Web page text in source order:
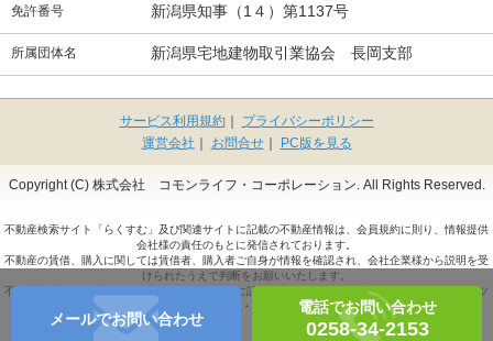
免許番号 新潟県知事（1４）第1137号
所属団体名 新潟県宅地建物取引業協会 長岡支部
メールでお問い合わせ
電話でお問い合わせ
0258-34-2153
サービス利用規約｜
プライバシーポリシー
運営会社
お問合せ｜ PC版を見る
Copyright (C) 株式会社 コモンライフ・コーポレーション. All Rights Reserved.
不動産検索サイト「らくすむ」及び関連サイトに記載の不動産情報は、会員規約に則り、情報提供
会社様の責任のもとに発信されております。
不動産の賃借、購入に関しては賃借者、購入者ご自身が情報を確認され、会社企業様から説明を受
けられたうえで判断をお願いいたします。
不動産検索サイト「らくすむ」及び関連サイトに記載の不動産情報、写真、デザイン、コンテンツ
などの
無断転載・転用・複製 など禁止します。